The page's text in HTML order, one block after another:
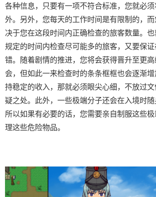
各种信息，只要有一项不符合标准，您就必
外。另外，您每天的工作时间是有限制的，
决于您在这段时间内正确检查的旅客数量。
规定的时间内检查尽可能多的旅客，又要保
错。随着剧情的推进，您将会获得晋升至更
会，但如此一来检查时的条条框框也会逐渐
持稳定的收入，那就必须眼尖心细，不放过
疑之处。此外，一些极端分子还会在入境时随
所以如果有必要的话，您需要亲自制服这些
理这些危险物品。